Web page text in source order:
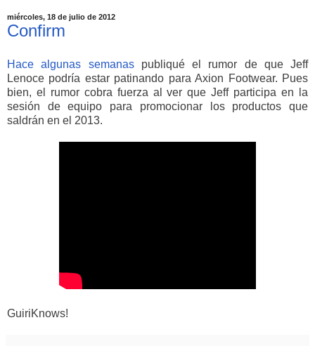
miércoles, 18 de julio de 2012
Confirm
Hace algunas semanaspubliqué el rumor de que Jeff
Lenoce podría estar patinando para Axion Footwear. Pues
bien, el rumor cobra fuerza al ver que Jeff participa en la
sesión de equipo para promocionar los productos que
saldrán en el 2013.
GuiriKnows!